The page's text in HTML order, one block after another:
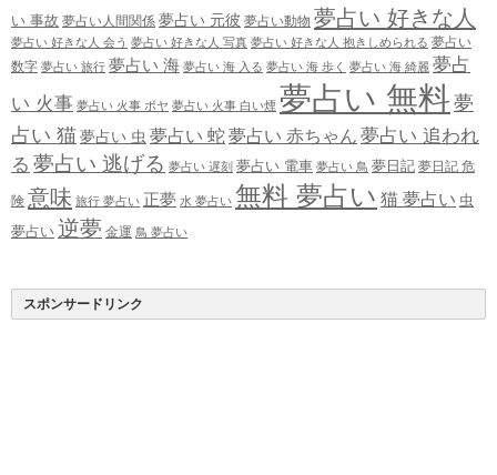
い 事故 夢占い人間関係 夢占い 元彼 夢占い動物 夢占い 好きな人
夢占い 好きな人 会う 夢占い 好きな人 写真 夢占い 好きな人 抱きしめられる 夢占い
数字 夢占い 旅行 夢占い 海 夢占い 海 入る 夢占い 海 歩く 夢占い 海 綺麗 夢占
い 火事 夢占い 火事 ボヤ 夢占い 火事 白い煙 夢占い 無料 夢
占い 猫夢占い 虫 夢占い 蛇夢占い 赤ちゃん 夢占い 追われ
る 夢占い 逃げる 夢占い 遅刻 夢占い 電車 夢占い 鳥 夢日記 夢日記 危
険 意味 旅行 夢占い 正夢 水 夢占い 無料 夢占い 猫 夢占い 虫
夢占い 逆夢 金運 鳥 夢占い
スポンサードリンク